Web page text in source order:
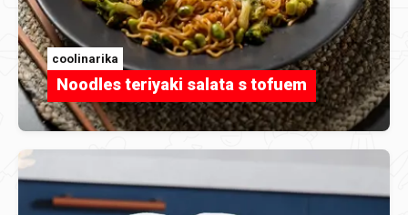
coolinarika
Noodles teriyaki salata s tofuem